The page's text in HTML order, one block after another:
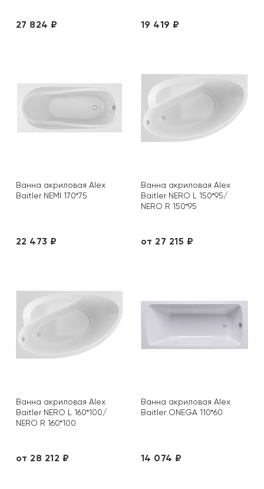
27 824 ₽ 19 419 ₽
Ванна акриловая Alex
Baitler NEMI 170*75
22 473 ₽
Ванна акриловая Alex
Baitler NERO L 150*95/
NERO R 150*95
от 27 215 ₽
Ванна акриловая Alex
Baitler NERO L 160*100/
NERO R 160*100
от 28 212 ₽
Ванна акриловая Alex
Baitler ONEGA 110*60
14 074 ₽